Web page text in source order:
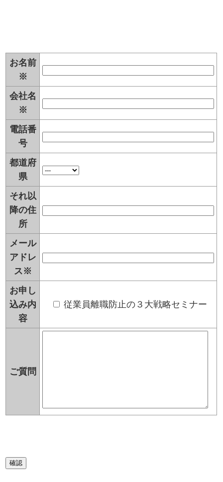
お名前
※
会社名
※
電話番
号
都道府
県
それ以
降の住
所
メール
アドレ
ス※
お申し
込み内
容
従業員離職防止の３大戦略セミナー
ご質問